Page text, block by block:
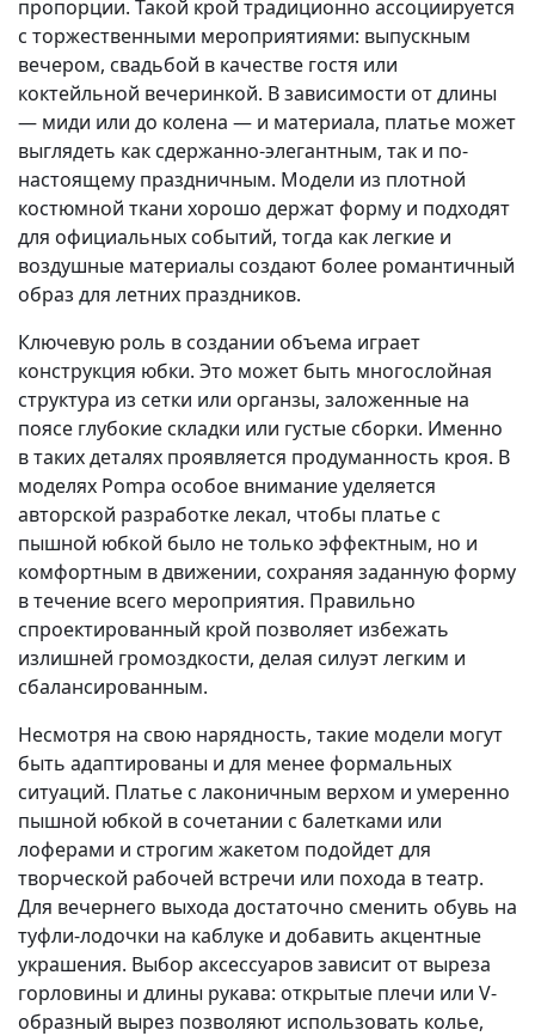
пропорции. Такой крой традиционно ассоциируется
с торжественными мероприятиями: выпускным
вечером, свадьбой в качестве гостя или
коктейльной вечеринкой. В зависимости от длины
— миди или до колена — и материала, платье может
выглядеть как сдержанно-элегантным, так и по-
настоящему праздничным. Модели из плотной
костюмной ткани хорошо держат форму и подходят
для официальных событий, тогда как легкие и
воздушные материалы создают более романтичный
образ для летних праздников.
Ключевую роль в создании объема играет
конструкция юбки. Это может быть многослойная
структура из сетки или органзы, заложенные на
поясе глубокие складки или густые сборки. Именно
в таких деталях проявляется продуманность кроя. В
моделях Pompa особое внимание уделяется
авторской разработке лекал, чтобы платье с
пышной юбкой было не только эффектным, но и
комфортным в движении, сохраняя заданную форму
в течение всего мероприятия. Правильно
спроектированный крой позволяет избежать
излишней громоздкости, делая силуэт легким и
сбалансированным.
Несмотря на свою нарядность, такие модели могут
быть адаптированы и для менее формальных
ситуаций. Платье с лаконичным верхом и умеренно
пышной юбкой в сочетании с балетками или
лоферами и строгим жакетом подойдет для
творческой рабочей встречи или похода в театр.
Для вечернего выхода достаточно сменить обувь на
туфли-лодочки на каблуке и добавить акцентные
украшения. Выбор аксессуаров зависит от выреза
горловины и длины рукава: открытые плечи или V-
образный вырез позволяют использовать колье,